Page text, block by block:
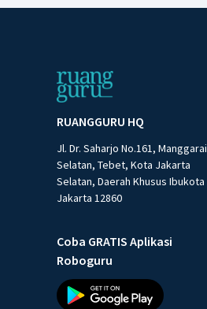
RUANGGURU HQ
Jl. Dr. Saharjo No.161, Manggarai
Selatan, Tebet, Kota Jakarta
Selatan, Daerah Khusus Ibukota
Jakarta 12860
Coba GRATIS Aplikasi
Roboguru